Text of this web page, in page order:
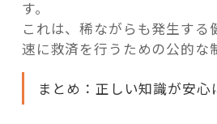
す。
これは、稀ながらも発生する
速に救済を行うための公的な
まとめ：正しい知識が安心